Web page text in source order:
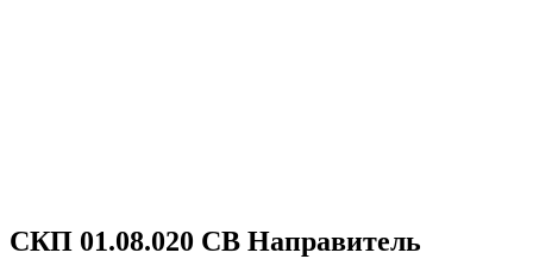
СКП 01.08.020 СВ Направитель